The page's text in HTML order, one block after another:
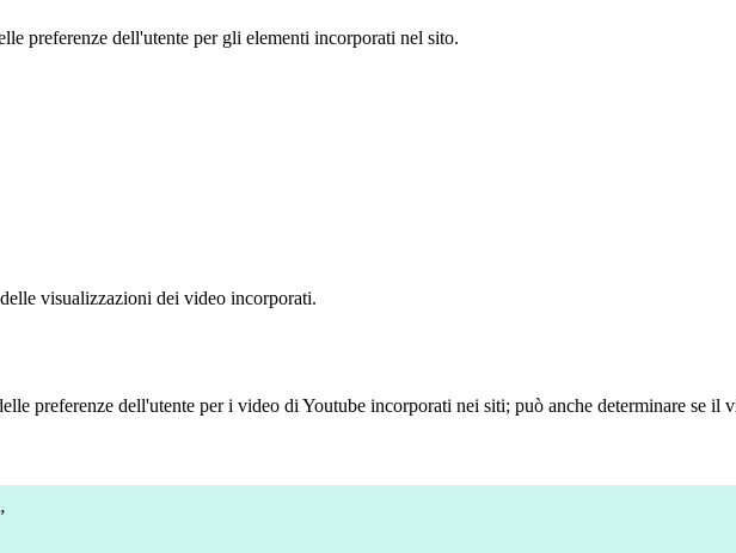
preferenze dell'utente per gli elementi incorporati nel sito.
visualizzazioni dei video incorporati.
preferenze dell'utente per i video di Youtube incorporati nei siti; può anche determinare se il